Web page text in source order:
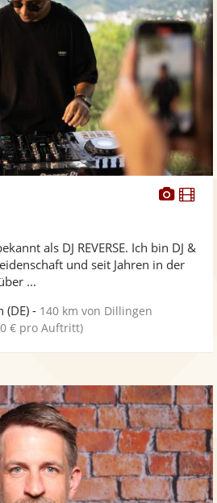
Fotos
als DJ REVERSE. Ich bin DJ &
und seit Jahren in der
...
(DE) - 140 km von Dillingen
€ pro Auftritt)